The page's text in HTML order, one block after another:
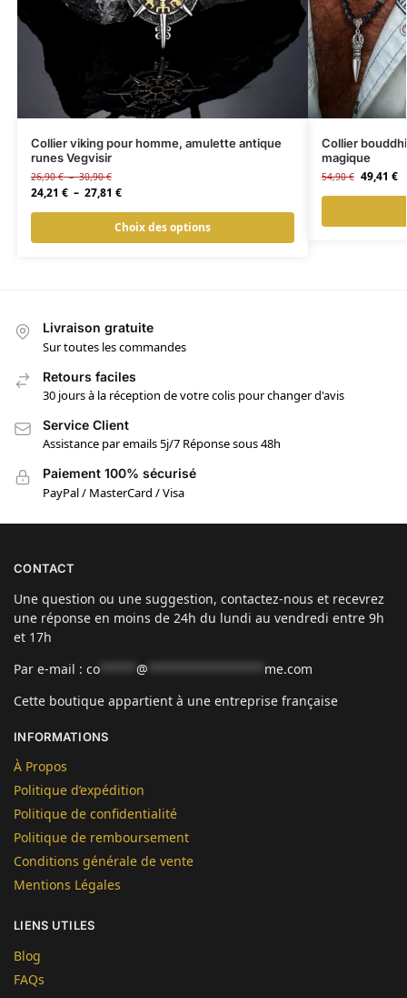
Collier viking pour homme, amulette antique
runes Vegvisir
26,90€ – 30,90€
24,21 € – 27,81 €
Choix des options
Collier
magique
54,90€ 49,41 €
Livraison gratuite
Sur toutes les commandes
Retours faciles
30 jours à la réception de votre colis pour changer d'avis
Service Client
Assistance par emails 5j/7 Réponse sous 48h
Paiement 100% sécurisé
PayPal / MasterCard / Visa
CONTACT
Une question ou une suggestion, contactez-nous et recevrez
une réponse en moins de 24h du lundi au vendredi entre 9h
et 17h
Par e-mail : co @
me.com
Cette boutique appartient à une entreprise française
INFORMATIONS
À Propos
Politique d’expédition
Politique de confidentialité
Politique de remboursement
Conditions générale de vente
Mentions Légales
LIENS UTILES
Blog
FAQs